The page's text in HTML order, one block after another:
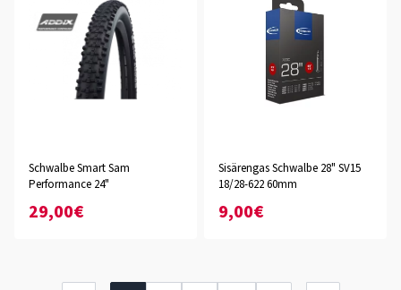
Schwalbe Smart Sam
Performance 24"
29,00€
Sisärengas Schwalbe 28" SV15
18/28-622 60mm
9,00€